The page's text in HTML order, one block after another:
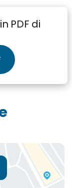
PDF di